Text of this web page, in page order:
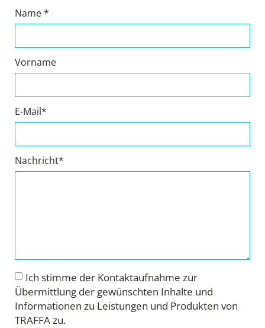
Name *
Vorname
E-Mail*
Nachricht*
Ich stimme der Kontaktaufnahme zur
Übermittlung der gewünschten Inhalte und
Informationen zu Leistungen und Produkten von
TRAFFA zu.